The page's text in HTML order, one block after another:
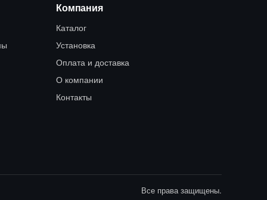
Компания
Каталог
Установка
Оплата и доставка
О компании
Контакты
Все права защищены.